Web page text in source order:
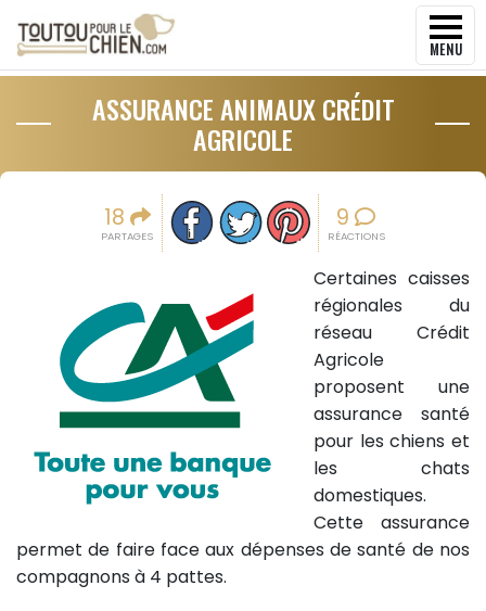
MENU
ASSURANCE ANIMAUX CRÉDIT
AGRICOLE
18
PARTAGES
Partager sur facebook
Partager sur Twitter
Epingler sur Pinterest
9
RÉACTIONS
Certaines caisses
régionales du
réseau Crédit
Agricole
proposent une
assurance santé
pour les chiens et
les chats
domestiques.
Cette assurance
permet de faire face aux dépenses de santé de nos
compagnons à 4 pattes.